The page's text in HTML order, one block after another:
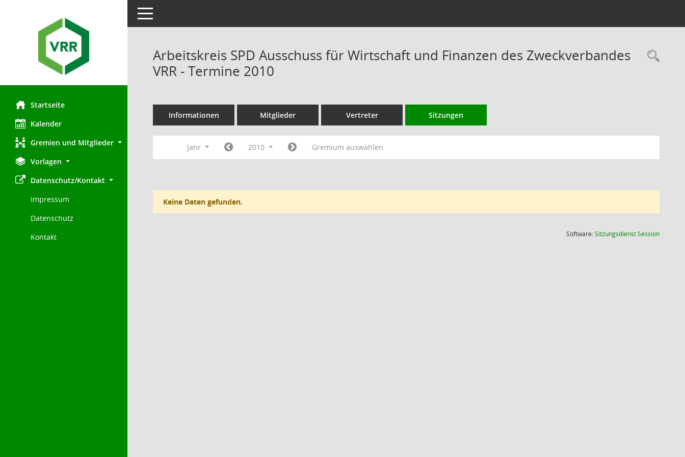
Startseite
Kalender
Gremien und Mitglieder
Vorlagen
Datenschutz/Kontakt
Impressum
Datenschutz
Kontakt
Toggle navigation
Arbeitskreis SPD Ausschuss für Wirtschaft und Finanzen des Zweckverbandes
VRR - Termine 2010
Informationen Mitglieder Vertreter Sitzungen
Jahr 2010 Gremium auswählen
Keine Daten gefunden.
Software:SitzungsdienstSession(Wird in